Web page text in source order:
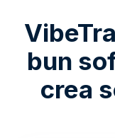
bun
crea